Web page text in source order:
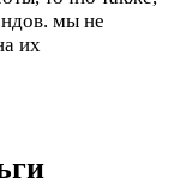
мы не
их